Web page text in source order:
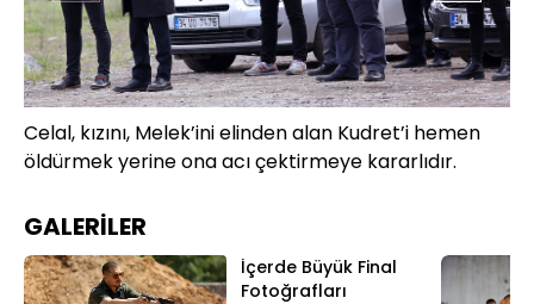
Celal, kızını, Melek’ini elinden alan Kudret’i hemen
öldürmek yerine ona acı çektirmeye kararlıdır.
GALERİLER
İçerde Büyük Final
Fotoğrafları